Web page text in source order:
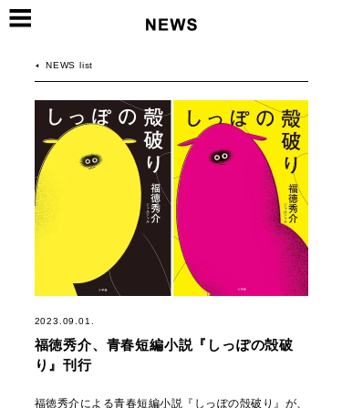
NEWS list
2023.09.01.
福徳秀介、青春短編小説『しっぽの殻破
り』刊行
福徳秀介による青春短編小説『しっぽの殻破り』が、